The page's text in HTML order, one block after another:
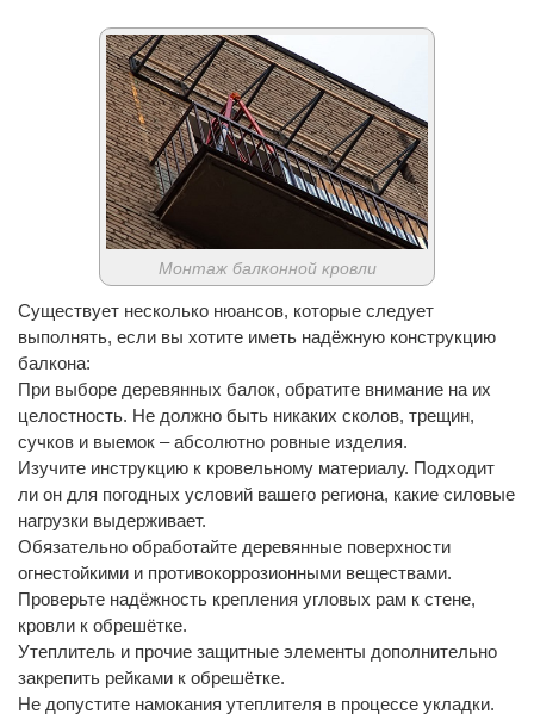
Монтаж балконной кровли
Существует несколько нюансов, которые следует
выполнять, если вы хотите иметь надёжную конструкцию
балкона:
При выборе деревянных балок, обратите внимание на их
целостность. Не должно быть никаких сколов, трещин,
сучков и выемок – абсолютно ровные изделия.
Изучите инструкцию к кровельному материалу. Подходит
ли он для погодных условий вашего региона, какие силовые
нагрузки выдерживает.
Обязательно обработайте деревянные поверхности
огнестойкими и противокоррозионными веществами.
Проверьте надёжность крепления угловых рам к стене,
кровли к обрешётке.
Утеплитель и прочие защитные элементы дополнительно
закрепить рейками к обрешётке.
Не допустите намокания утеплителя в процессе укладки.